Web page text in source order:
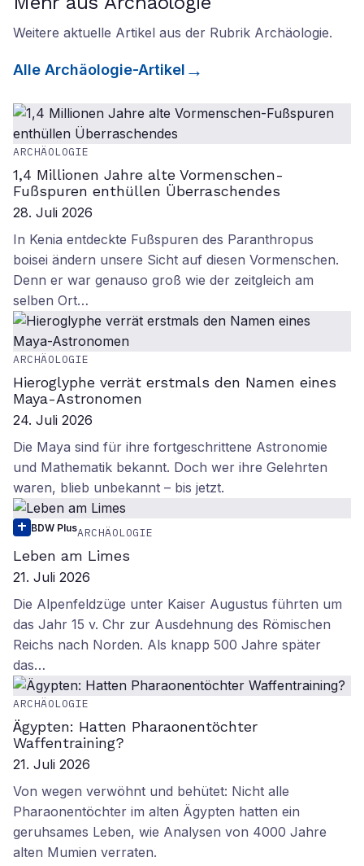
Weitere aktuelle Artikel aus der Rubrik Archäologie.
Alle Archäologie-Artikel
ARCHÄOLOGIE
1,4 Millionen Jahre alte Vormenschen-
Fußspuren enthüllen Überraschendes
28. Juli 2026
In Kenia entdeckte Fußspuren des Paranthropus
boisei ändern unsere Sicht auf diesen Vormenschen.
Denn er war genauso groß wie der zeitgleich am
selben Ort…
ARCHÄOLOGIE
Hieroglyphe verrät erstmals den Namen eines
Maya-Astronomen
24. Juli 2026
Die Maya sind für ihre fortgeschrittene Astronomie
und Mathematik bekannt. Doch wer ihre Gelehrten
waren, blieb unbekannt – bis jetzt.
BDW PlusARCHÄOLOGIE
Leben am Limes
21. Juli 2026
Die Alpenfeldzüge unter Kaiser Augustus führten um
das Jahr 15 v. Chr zur Ausdehnung des Römischen
Reichs nach Norden. Als knapp 500 Jahre später
das…
ARCHÄOLOGIE
Ägypten: Hatten Pharaonentöchter
Waffentraining?
21. Juli 2026
Von wegen verwöhnt und behütet: Nicht alle
Pharaonentöchter im alten Ägypten hatten ein
geruhsames Leben, wie Analysen von 4000 Jahre
alten Mumien verraten.